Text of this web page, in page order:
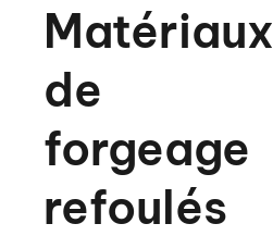
Matériaux
de
forgeage
refoulés